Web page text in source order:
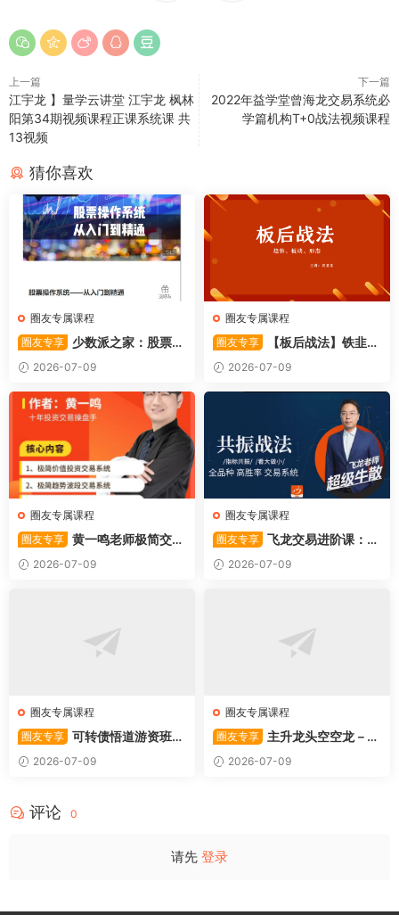
上一篇
江宇龙 】量学云讲堂 江宇龙 枫林
阳第34期视频课程正课系统课 共
13视频
下一篇
2022年益学堂曾海龙交易系统必
学篇机构T+0战法视频课程
猜你喜欢
圈友专属课程
圈友专享
少数派之家：股票操
作系统—从入门到精通
2026-07-09
圈友专属课程
圈友专享
【板后战法】铁韭菜
板后强势战法
2026-07-09
圈友专属课程
圈友专享 黄一鸣老师极简交易
系统2026-07-09
圈友专属课程
圈友专享 飞龙交易进阶课：共
振战法
2026-07-09
圈友专属课程
圈友专享 可转债悟道游资班出
奇系列悟道系列守正系列课程-
卓妍
2026-07-09
圈友专属课程
圈友专享
主升龙头空空龙－竞
价抢筹盘口的量化公式与十几
年的体系干货，全篇2026061
2026-07-09
评论 0
请先 登录